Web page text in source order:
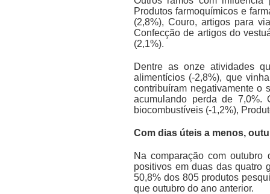
Produtos farmoquímicos e
(2,8%), Couro, artigos para
Confecção de artigos do
(2,1%).
Dentre as onze atividades
alimentícios (-2,8%), que
contribuíram negativamente o
acumulando perda de 7,0%.
biocombustíveis (-1,2%),
Com dias úteis a menos,
Na comparação com
positivos em duas das quatro
50,8% dos 805 produtos
que outubro do ano anterior.